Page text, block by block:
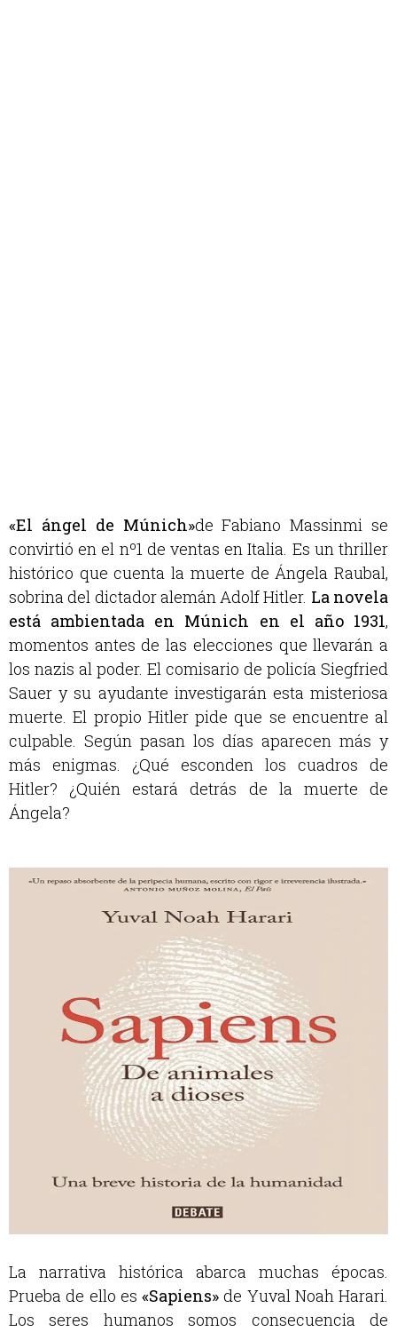
«El ángel de Múnich»de Fabiano Massinmi se
convirtió en el nº1 de ventas en Italia. Es un thriller
histórico que cuenta la muerte de Ángela Raubal,
sobrina del dictador alemán Adolf Hitler. La novela
está ambientada en Múnich en el año 1931,
momentos antes de las elecciones que llevarán a
los nazis al poder. El comisario de policía Siegfried
Sauer y su ayudante investigarán esta misteriosa
muerte. El propio Hitler pide que se encuentre al
culpable. Según pasan los días aparecen más y
más enigmas. ¿Qué esconden los cuadros de
Hitler? ¿Quién estará detrás de la muerte de
Ángela?
La narrativa histórica abarca muchas épocas.
Prueba de ello es «Sapiens» de Yuval Noah Harari.
Los seres humanos somos consecuencia de